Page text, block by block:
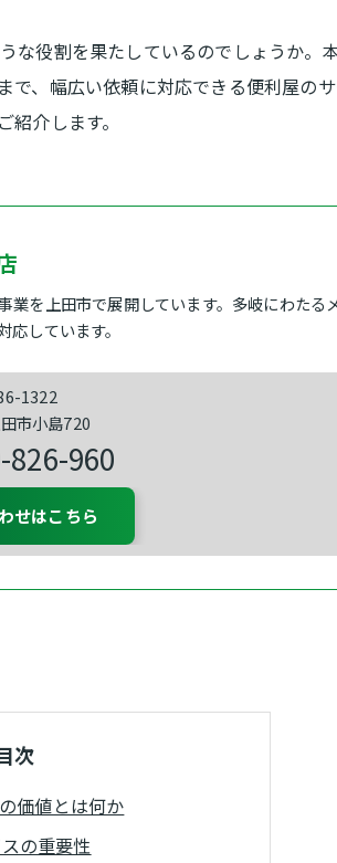
役割を果たしているのでしょうか。
、幅広い依頼に対応できる便利屋の
介します。
を上田市で展開しています。多岐にわたる
しています。
1322
市小島720
826-960
せはこちら
次
価値とは何か
の重要性